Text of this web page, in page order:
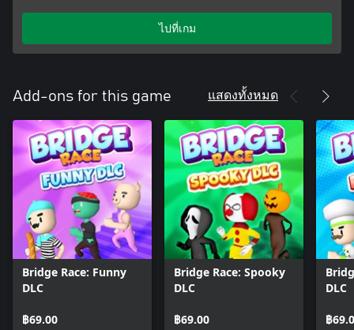
ไปที่เกม
Add-ons for this game แสดงทั้งหมด
Bridge Race: Funny
DLC
฿69.00
Bridge Race: Spooky
DLC
฿69.00
DLC
฿